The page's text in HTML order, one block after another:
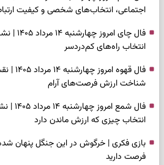
اجتماعی، انتخاب‌های شخصی و کیفیت
فال چای
انتخاب راه‌های کم‌دردسر
فال
شناخت ارزش فرصت‌های آرام
فال
انتخاب چیزی که ارزش ماندن دارد
فرصت دارید